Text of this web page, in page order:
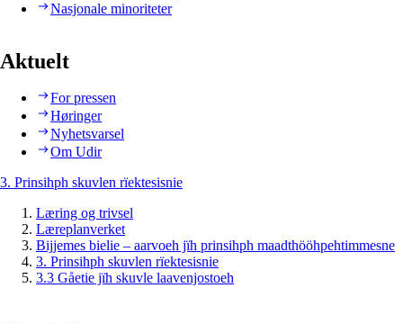
Nasjonale minoriteter
Aktuelt
For pressen
Høringer
Nyhetsvarsel
Om Udir
3. Prinsihph skuvlen rïektesisnie
Læring og trivsel
Læreplanverket
Bijjemes bielie – aarvoeh jïh prinsihph maadthööhpehtimmesne
3. Prinsihph skuvlen rïektesisnie
3.3 Gåetie jïh skuvle laavenjostoeh